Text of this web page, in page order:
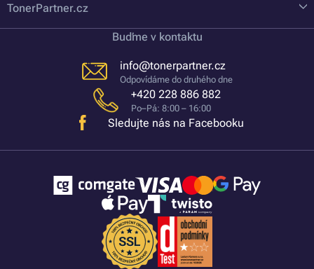
TonerPartner.cz
Buďme v kontaktu
info@tonerpartner.cz
Odpovídáme do druhého dne
+420 228 886 882
Po–Pá: 8:00 – 16:00
Sledujte nás na Facebooku